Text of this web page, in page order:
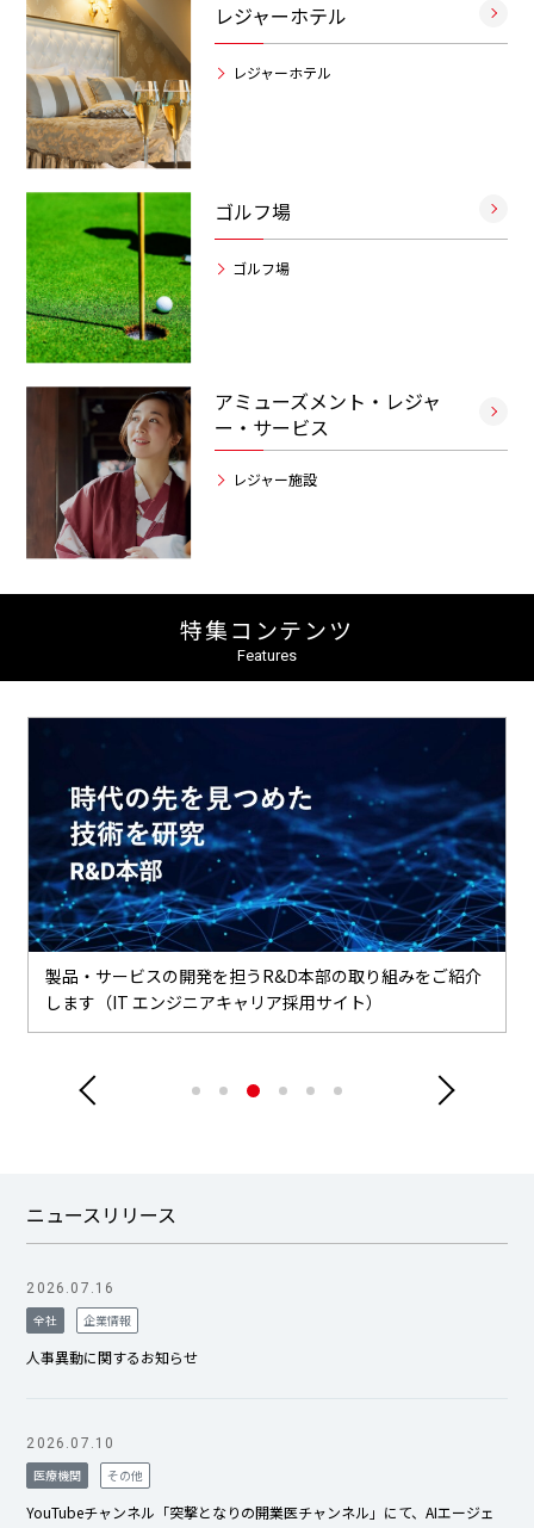
レジャーホテル
レジャーホテル
ゴルフ場
ゴルフ場
アミューズメント・レジャ
ー・サービス
レジャー施設
特集コンテンツ
Features
製品・サービスの開発を担うR&D本部の取り組みをご紹介
します（IT エンジニアキャリア採用サイト）
ニュースリリース
2026.07.16
全社 企業情報
人事異動に関するお知らせ
2026.07.10
医療機関 その他
YouTubeチャンネル「突撃となりの開業医チャンネル」にて、AIエージェ